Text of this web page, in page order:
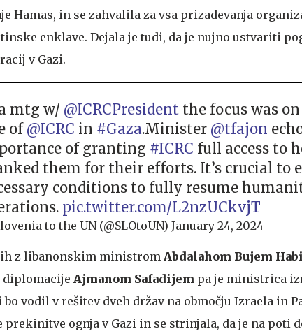
Hamas, in se zahvalila za vsa prizadevanja
enklave. Dejala je tudi, da je nujno ustvariti
v Gazi.
mtg w/ @ICRCPresident the focus was
of @ICRC in #Gaza.Minister @tfajon
of granting #ICRC full access to
them for their efforts. It’s crucial to
conditions to fully resume
pic.twitter.com/L2nzUCkvjT
to the UN (@SLOtoUN) January 24, 2024
z libanonskim ministrom Abdalahom Bujem
diplomacije Ajmanom Safadijem pa je ministrica
vodil v rešitev dveh držav na območju Izraela in
prekinitve ognja v Gazi in se strinjala, da je na poti